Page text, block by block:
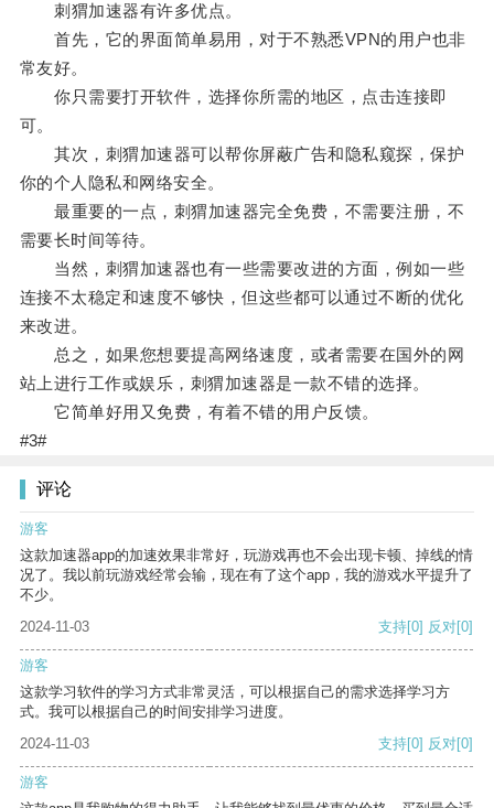
刺猬加速器有许多优点。
首先，它的界面简单易用，对于不熟悉VPN的用户也非
常友好。
你只需要打开软件，选择你所需的地区，点击连接即
可。
其次，刺猬加速器可以帮你屏蔽广告和隐私窥探，保护
你的个人隐私和网络安全。
最重要的一点，刺猬加速器完全免费，不需要注册，不
需要长时间等待。
当然，刺猬加速器也有一些需要改进的方面，例如一些
连接不太稳定和速度不够快，但这些都可以通过不断的优化
来改进。
总之，如果您想要提高网络速度，或者需要在国外的网
站上进行工作或娱乐，刺猬加速器是一款不错的选择。
它简单好用又免费，有着不错的用户反馈。
#3#
评论
游客
这款加速器app的加速效果非常好，玩游戏再也不会出现卡顿、掉线的情
况了。我以前玩游戏经常会输，现在有了这个app，我的游戏水平提升了
不少。
2024-11-03
支持[0] 反对[0]
游客
这款学习软件的学习方式非常灵活，可以根据自己的需求选择学习方
式。我可以根据自己的时间安排学习进度。
2024-11-03
支持[0] 反对[0]
游客